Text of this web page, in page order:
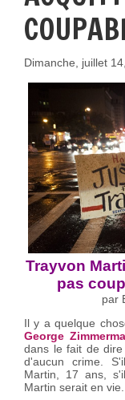
Dimanche, juillet
Trayvon
pas
par
Il y a quelque
George
dans le fait de
d'aucun crime.
Martin, 17 ans,
Martin serait en vie.